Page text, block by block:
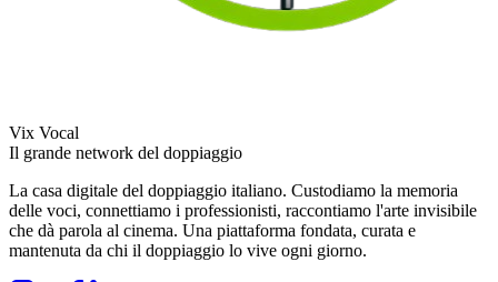
Vix Vocal
Il grande network del doppiaggio
La casa digitale del doppiaggio italiano. Custodiamo la memoria
delle voci, connettiamo i professionisti, raccontiamo l'arte invisibile
che dà parola al cinema. Una piattaforma fondata, curata e
mantenuta da chi il doppiaggio lo vive ogni giorno.